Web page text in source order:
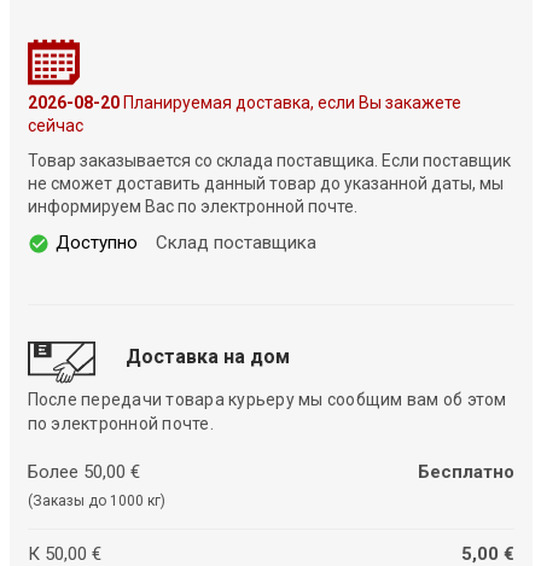
2026-08-20Планируемая доставка, если Вы закажете
сейчас
Товар заказывается со склада поставщика. Если поставщик
не сможет доставить данный товар до указанной даты, мы
информируем Вас по электронной почте.
Доступно Склад поставщика
Доставка на дом
После передачи товара курьеру мы сообщим вам об этом
по электронной почте.
Более 50,00 €
(Заказы до 1000 кг)
Бесплатно
К 50,00 € 5,00 €